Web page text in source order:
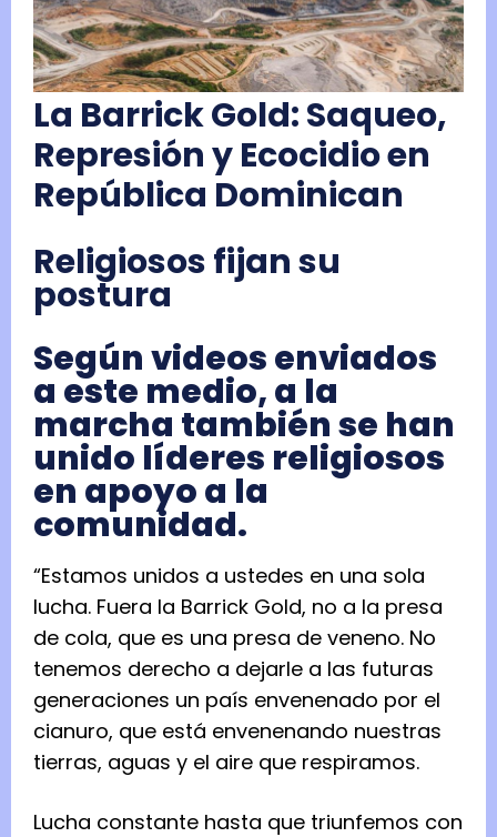
La Barrick Gold: Saqueo,
Represión y Ecocidio en
República Dominican
Religiosos fijan su
postura
Según videos enviados
a este medio, a la
marcha también se han
unido líderes religiosos
en apoyo a la
comunidad.
“Estamos unidos a ustedes en una sola
lucha. Fuera la Barrick Gold, no a la presa
de cola, que es una presa de veneno. No
tenemos derecho a dejarle a las futuras
generaciones un país envenenado por el
cianuro, que está envenenando nuestras
tierras, aguas y el aire que respiramos.
Lucha constante hasta que triunfemos con